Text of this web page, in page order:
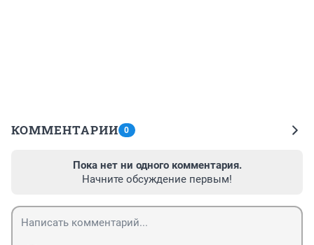
КОММЕНТАРИИ 0
Пока нет ни одного комментария.
Начните обсуждение первым!